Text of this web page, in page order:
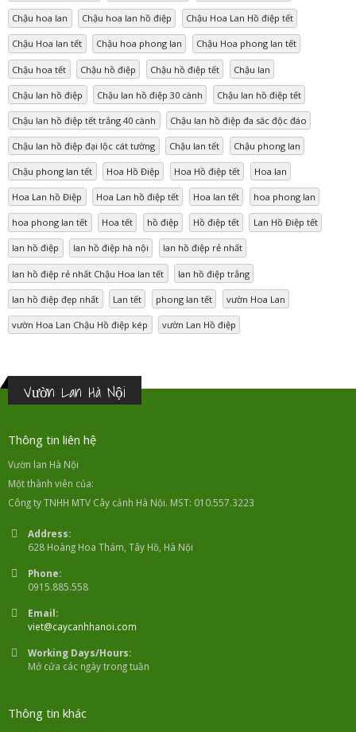
Chậu hoa lan Chậu hoa lan hồ điệp Chậu Hoa Lan Hồ điệp tết
Chậu Hoa lan tết Chậu hoa phong lan Chậu Hoa phong lan tết
Chậu hoa tết Chậu hồ điệp Chậu hồ điệp tết Chậu lan
Chậu lan hồ điệp Chậu lan hồ điệp 30 cành Chậu lan hồ điệp tết
Chậu lan hồ điệp tết trắng 40 cành Chậu lan hồ điệp đa săc độc đáo
Chậu lan hồ điệp đại lộc cát tường Chậu lan tết Chậu phong lan
Chậu phong lan tết Hoa Hồ Điệp Hoa Hồ điệp tết Hoa lan
Hoa Lan hồ Điệp Hoa Lan hồ điệp tết Hoa lan tết hoa phong lan
hoa phong lan tết Hoa tết hồ điệp Hồ điệp tết Lan Hồ Điệp tết
lan hồ điệp lan hồ điệp hà nội lan hồ điệp rẻ nhất
lan hồ điệp rẻ nhất Chậu Hoa lan tết lan hồ điệp trắng
lan hồ điệp đẹp nhất Lan tết phong lan tết vườn Hoa Lan
vườn Hoa Lan Chậu Hồ điệp kép vườn Lan Hồ điệp
Vườn Lan Hà Nội
Thông tin liên hệ
Vườn lan Hà Nội
Một thành viên của:
Công ty TNHH MTV Cây cảnh Hà Nội. MST: 010.557.3223
Address:
628 Hoàng Hoa Thám, Tây Hồ, Hà Nội
Phone:
0915.885.558
Email:
viet@caycanhhanoi.com
Working Days/Hours:
Mở cửa các ngày trong tuần
Thông tin khác